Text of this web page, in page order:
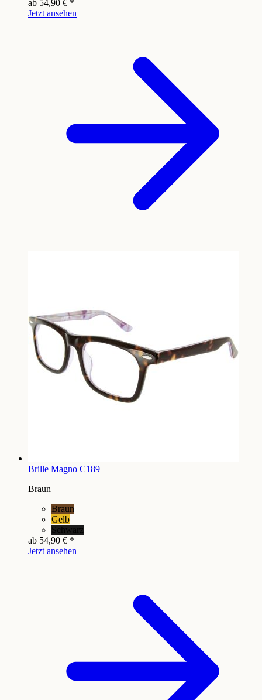
ab 54,90 € *
Jetzt ansehen
Brille Magno C189
Braun
Braun
Gelb
Schwarz
ab 54,90 € *
Jetzt ansehen